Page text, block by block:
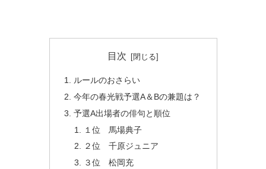
目次
ルールのおさらい
今年の春光戦予選A＆Bの兼題は？
予選A出場者の俳句と順位
１位 馬場典子
２位 千原ジュニア
３位 松岡充